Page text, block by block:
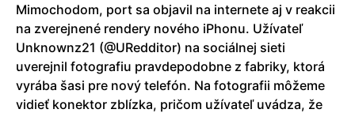
Mimochodom, port sa objavil na internete aj v reakcii
na zverejnené rendery nového iPhonu. Užívateľ
Unknownz21 (@URedditor) na sociálnej sieti
uverejnil fotografiu pravdepodobne z fabriky, ktorá
vyrába šasi pre nový telefón. Na fotografii môžeme
vidieť konektor zblízka, pričom užívateľ uvádza, že